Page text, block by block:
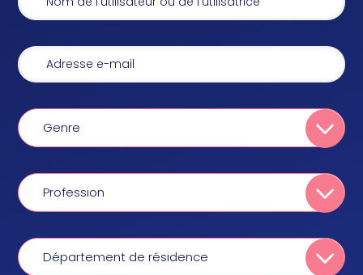
Genre
Profession
Département de résidence